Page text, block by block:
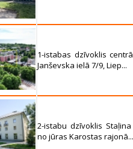
1-istabas dzīvoklis
Janševska ielā 7/9, Liep...
2-istabu dzīvoklis
no jūras Karostas rajonā...